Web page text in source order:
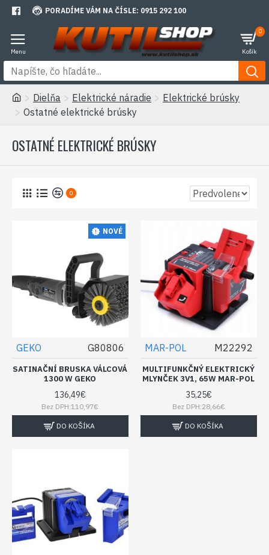
PORADÍME VÁM NA ČÍSLE: 0915 292 100
0
Dielňa Elektrické náradie
Elektrické brúsky
Ostatné elektrické brúsky
OSTATNÉ ELEKTRICKÉ BRÚSKY
0
NOVÉ
GEKO G80806
SATINAČNÍ BRUSKA VÁLCOVÁ
1300 W GEKO
136,49€
Bez DPH:110,97€
DO KOŠÍKA
MAR-POL M22292
MULTIFUNKČNÝ ELEKTRICKÝ
MLYNČEK 3V1, 65W MAR-POL
35,25€
Bez DPH:28,66€
DO KOŠÍKA